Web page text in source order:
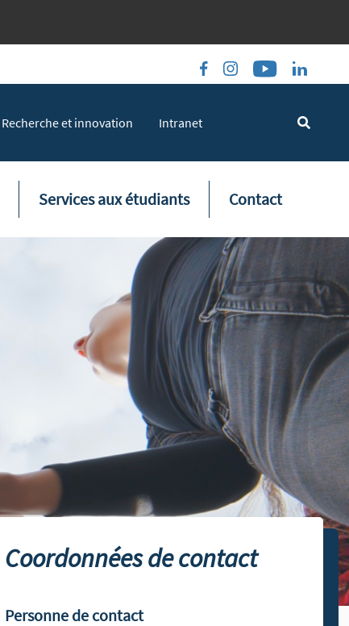
Recherche et innovation Intranet
Services aux étudiants Contact
Coordonnées de contact
Personne de contact